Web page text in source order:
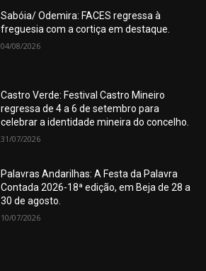
Sabóia/ Odemira: FACES regressa à
freguesia com a cortiça em destaque.
04/08/2026
Castro Verde: Festival Castro Mineiro
regressa de 4 a 6 de setembro para
celebrar a identidade mineira do concelho.
31/07/2026
Palavras Andarilhas: A Festa da Palavra
Contada 2026-18ª edição, em Beja de 28 a
30 de agosto.
10/07/2026